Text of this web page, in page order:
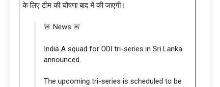
के लिए टीम की घोषणा बाद में की जाएगी।
🚨 News 🚨
India A squad for ODI tri-series in Sri Lanka
announced.
The upcoming tri-series is scheduled to be